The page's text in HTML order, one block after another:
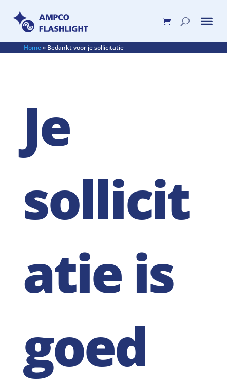
Home» Bedankt voor je sollicitatie
Je
sollicit
atie is
goed